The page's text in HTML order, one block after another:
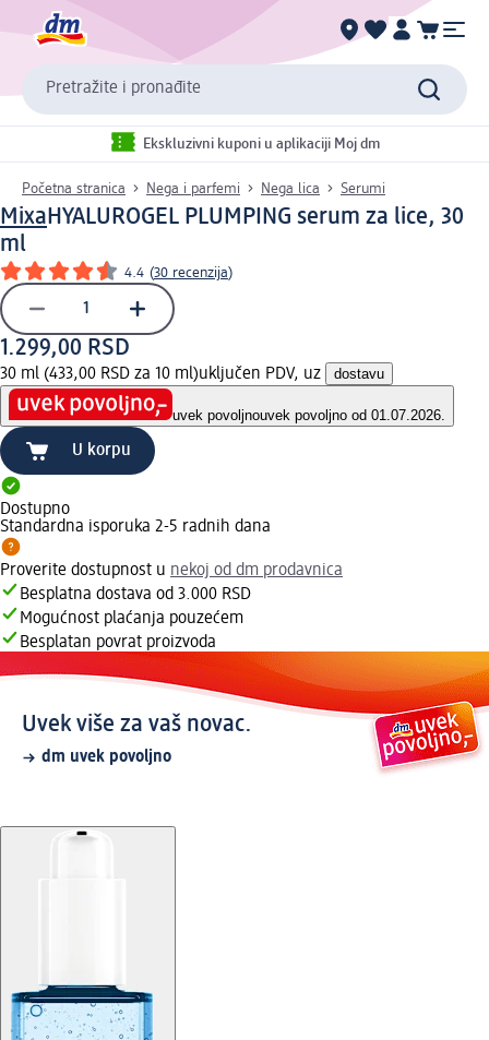
Pretražite i pronađite
Ekskluzivni kuponi u aplikaciji Moj dm
Početna stranica Nega i parfemi Nega lica Serumi
Mixa HYALUROGEL PLUMPING serum za lice, 30
ml
4.4 (30 recenzija)
1.299,00 RSD
30 ml (433,00 RSD za 10 ml)uključen PDV, uz dostavu
uvek povoljnouvek povoljno od 01.07.2026.
U korpu
Dostupno
Standardna isporuka 2-5 radnih dana
Proverite dostupnost u nekoj od dm prodavnica
Besplatna dostava od 3.000 RSD
Mogućnost plaćanja pouzećem
Besplatan povrat proizvoda
Uvek više za vaš novac.
dm uvek povoljno